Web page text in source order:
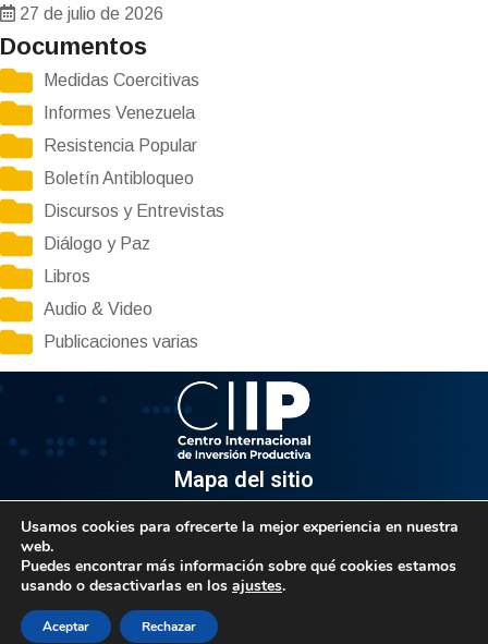
27 de julio de 2026
Documentos
Medidas Coercitivas
Informes Venezuela
Resistencia Popular
Boletín Antibloqueo
Discursos y Entrevistas
Diálogo y Paz
Libros
Audio & Video
Publicaciones varias
Mapa del sitio
Av. Venezuela, Edif. Epsilon Piso 3, Oficina 3-2, Sector el
Rosal, Chacao.
Caracas, Código Postal 1064
Info@observatorio.gob.ve
Usamos cookies para ofrecerte la mejor experiencia en nuestra
web.
Puedes encontrar más información sobre qué cookies estamos
usando o desactivarlas en los ajustes.
Aceptar Rechazar